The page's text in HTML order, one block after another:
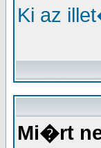
Ki az
Mi�rt